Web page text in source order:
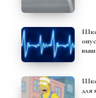
Школа Бега СкиРан. Ответы на вопросы. Как
Школа Бега Скиран: с чего начинать бегать? Тест
для